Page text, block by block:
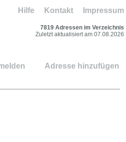
Impressum
Kontakt
Hilfe
7819 Adressen im Verzeichnis
Zuletzt aktualisiert am 07.08.2026
Adresse hinzufügen